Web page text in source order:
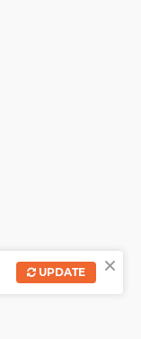
×
UPDATE